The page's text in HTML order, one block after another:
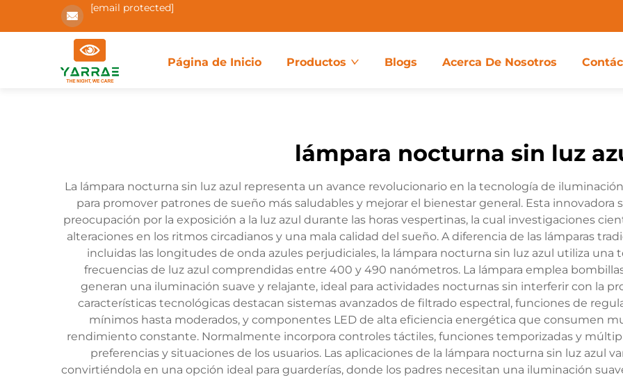
[email protected]
Página de Inicio Productos Blogs Acerca De Nosotros
lámpara nocturna sin luz
La lámpara nocturna sin luz azul representa un avance revolucionario en la tecnología de
para promover patrones de sueño más saludables y mejorar el bienestar general. Esta
preocupación por la exposición a la luz azul durante las horas vespertinas, la cual investigaciones
alteraciones en los ritmos circadianos y una mala calidad del sueño. A diferencia de las lámparas
incluidas las longitudes de onda azules perjudiciales, la lámpara nocturna sin luz azul utiliza una
frecuencias de luz azul comprendidas entre 400 y 490 nanómetros. La lámpara emplea
generan una iluminación suave y relajante, ideal para actividades nocturnas sin interferir con la
características tecnológicas destacan sistemas avanzados de filtrado espectral, funciones de
mínimos hasta moderados, y componentes LED de alta eficiencia energética que consumen
rendimiento constante. Normalmente incorpora controles táctiles, funciones temporizadas y
preferencias y situaciones de los usuarios. Las aplicaciones de la lámpara nocturna sin luz azul
convirtiéndola en una opción ideal para guarderías, donde los padres necesitan una iluminación